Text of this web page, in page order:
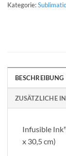
Kategorie:
BESCHREIBUNG
ZUSÄTZLICHE
Infusible
x 30,5 cm)